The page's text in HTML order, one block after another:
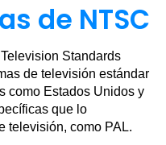
de NTSC
Standards
de televisión estándar
como Estados Unidos y
que lo
televisión, como PAL.